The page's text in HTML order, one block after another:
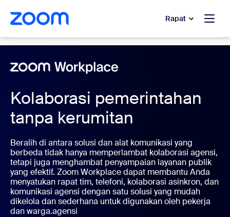
ke konten utama
percakapan bantuan Rapat
Kolaborasi pemerintahan
tanpa kerumitan
Beralih di antara solusi dan alat komunikasi yang
berbeda tidak hanya memperlambat kolaborasi agensi,
tetapi juga menghambat penyampaian layanan publik
yang efektif. Zoom Workplace dapat membantu Anda
menyatukan rapat tim, telefoni, kolaborasi asinkron, dan
komunikasi agensi dengan satu solusi yang mudah
dikelola dan sederhana untuk digunakan oleh pekerja
dan warga.agensi